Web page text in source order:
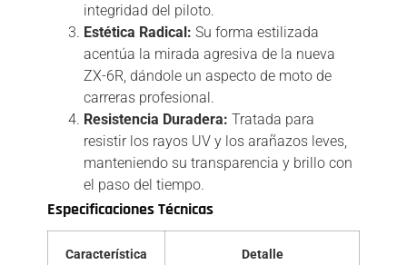
integridad del piloto.
Estética Radical: Su forma estilizada
acentúa la mirada agresiva de la nueva
ZX-6R, dándole un aspecto de moto de
carreras profesional.
Resistencia Duradera: Tratada para
resistir los rayos UV y los arañazos leves,
manteniendo su transparencia y brillo con
el paso del tiempo.
Especificaciones Técnicas
Característica Detalle